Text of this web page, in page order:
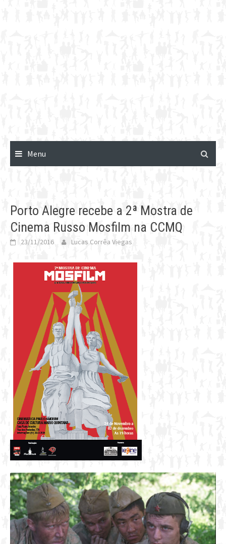
Menu
Porto Alegre recebe a 2ª Mostra de
Cinema Russo Mosfilm na CCMQ
23/11/2016 Lucas Corrêa Viegas